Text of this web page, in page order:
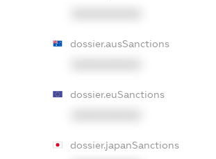
dossier.ausSanctions
dossier.euSanctions
dossier.japanSanctions